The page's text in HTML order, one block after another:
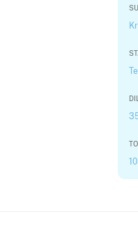
10